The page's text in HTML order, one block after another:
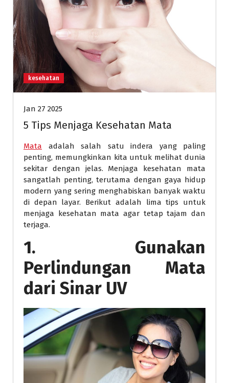
kesehatan
Jan 27 2025
5 Tips Menjaga Kesehatan Mata
Mata adalah salah satu indera yang paling
penting, memungkinkan kita untuk melihat dunia
sekitar dengan jelas. Menjaga kesehatan mata
sangatlah penting, terutama dengan gaya hidup
modern yang sering menghabiskan banyak waktu
di depan layar. Berikut adalah lima tips untuk
menjaga kesehatan mata agar tetap tajam dan
terjaga.
1. Gunakan
Perlindungan Mata
dari Sinar UV